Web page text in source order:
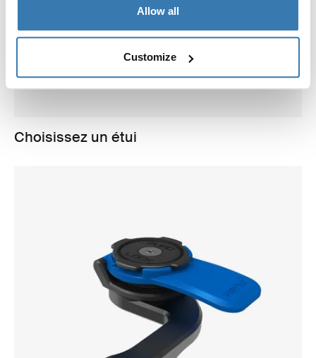
Allow all
Customize
Choisissez un étui